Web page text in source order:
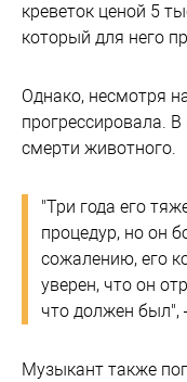
креветок ценой 5
который для него
Однако, несмотря
прогрессировала.
смерти животного.
"Три года его
процедур, но он
сожалению, его
уверен, что он
что должен был",
Музыкант также